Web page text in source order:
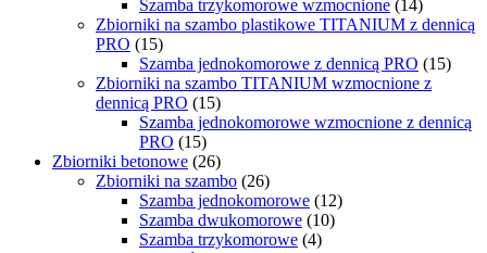
Szamba trzykomorowe wzmocnione (14)
Zbiorniki na szambo plastikowe TITANIUM z dennicą
PRO (15)
Szamba jednokomorowe z dennicą PRO (15)
Zbiorniki na szambo TITANIUM wzmocnione z
dennicą PRO (15)
Szamba jednokomorowe wzmocnione z dennicą
PRO (15)
Zbiorniki betonowe (26)
Zbiorniki na szambo (26)
Szamba jednokomorowe (12)
Szamba dwukomorowe (10)
Szamba trzykomorowe (4)